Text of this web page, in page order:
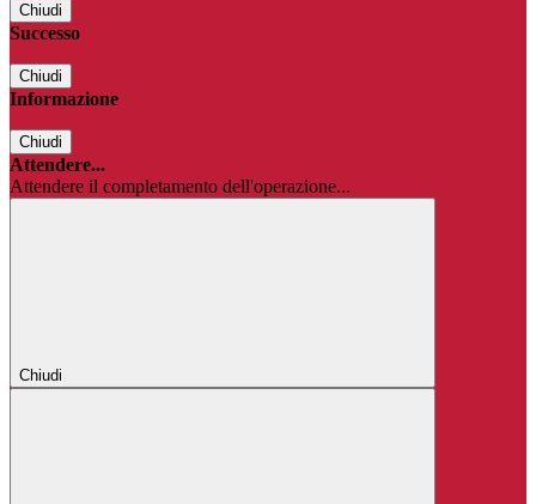
Chiudi
Successo
Chiudi
Informazione
Chiudi
Attendere...
Attendere il completamento dell'operazione...
Chiudi